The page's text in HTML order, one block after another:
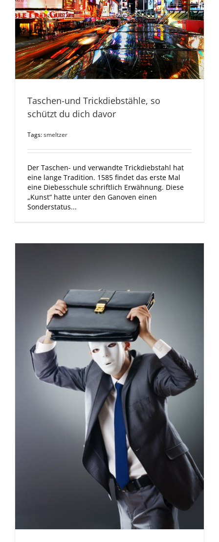
Taschen-und Trickdiebstähle, so
schützt du dich davor
Tags:smeltzer
Der Taschen- und verwandte Trickdiebstahl hat
eine lange Tradition. 1585 findet das erste Mal
eine Diebesschule schriftlich Erwähnung. Diese
„Kunst“ hatte unter den Ganoven einen
Sonderstatus...